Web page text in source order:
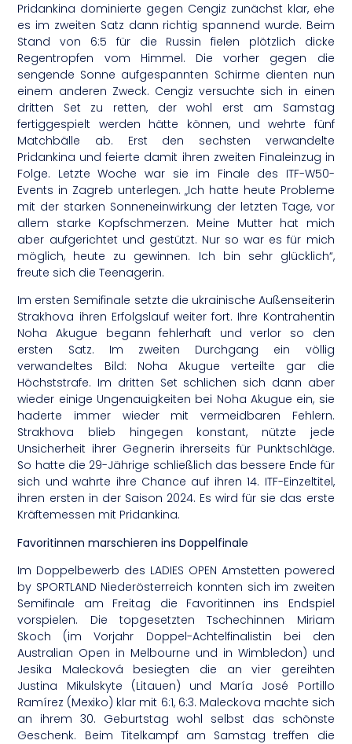
Pridankina dominierte gegen Cengiz zunächst klar, ehe
es im zweiten Satz dann richtig spannend wurde. Beim
Stand von 6:5 für die Russin fielen plötzlich dicke
Regentropfen vom Himmel. Die vorher gegen die
sengende Sonne aufgespannten Schirme dienten nun
einem anderen Zweck. Cengiz versuchte sich in einen
dritten Set zu retten, der wohl erst am Samstag
fertiggespielt werden hätte können, und wehrte fünf
Matchbälle ab. Erst den sechsten verwandelte
Pridankina und feierte damit ihren zweiten Finaleinzug in
Folge. Letzte Woche war sie im Finale des ITF-W50-
Events in Zagreb unterlegen. „Ich hatte heute Probleme
mit der starken Sonneneinwirkung der letzten Tage, vor
allem starke Kopfschmerzen. Meine Mutter hat mich
aber aufgerichtet und gestützt. Nur so war es für mich
möglich, heute zu gewinnen. Ich bin sehr glücklich“,
freute sich die Teenagerin.
Im ersten Semifinale setzte die ukrainische Außenseiterin
Strakhova ihren Erfolgslauf weiter fort. Ihre Kontrahentin
Noha Akugue begann fehlerhaft und verlor so den
ersten Satz. Im zweiten Durchgang ein völlig
verwandeltes Bild: Noha Akugue verteilte gar die
Höchststrafe. Im dritten Set schlichen sich dann aber
wieder einige Ungenauigkeiten bei Noha Akugue ein, sie
haderte immer wieder mit vermeidbaren Fehlern.
Strakhova blieb hingegen konstant, nützte jede
Unsicherheit ihrer Gegnerin ihrerseits für Punktschläge.
So hatte die 29-Jährige schließlich das bessere Ende für
sich und wahrte ihre Chance auf ihren 14. ITF-Einzeltitel,
ihren ersten in der Saison 2024. Es wird für sie das erste
Kräftemessen mit Pridankina.
Favoritinnen marschieren ins Doppelfinale
Im Doppelbewerb des LADIES OPEN Amstetten powered
by SPORTLAND Niederösterreich konnten sich im zweiten
Semifinale am Freitag die Favoritinnen ins Endspiel
vorspielen. Die topgesetzten Tschechinnen Miriam
Skoch (im Vorjahr Doppel-Achtelfinalistin bei den
Australian Open in Melbourne und in Wimbledon) und
Jesika Malecková besiegten die an vier gereihten
Justina Mikulskyte (Litauen) und María José Portillo
Ramírez (Mexiko) klar mit 6:1, 6:3. Maleckova machte sich
an ihrem 30. Geburtstag wohl selbst das schönste
Geschenk. Beim Titelkampf am Samstag treffen die